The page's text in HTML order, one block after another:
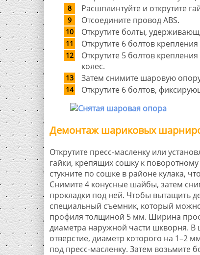
Расшплинтуйте и открутите
Отсоедините провод ABS.
Открутите болты,
Открутите 6 болтов
Открутите 5 болтов
колес.
Затем снимите шаровую
Открутите 6 болтов,
Демонтаж шариковых
Открутите пресс-масленку или
гайки, крепящих сошку к
стукните по сошке в районе кулака,
Снимите 4 конусные шайбы, затем
прокладки под ней. Чтобы вытащить
специальный съемник, который
профиля толщиной 5 мм. Ширина
диаметра наружной части шкворня. В
отверстие, диаметр которого на 1–2
под пресс-масленку. Затем возьмите